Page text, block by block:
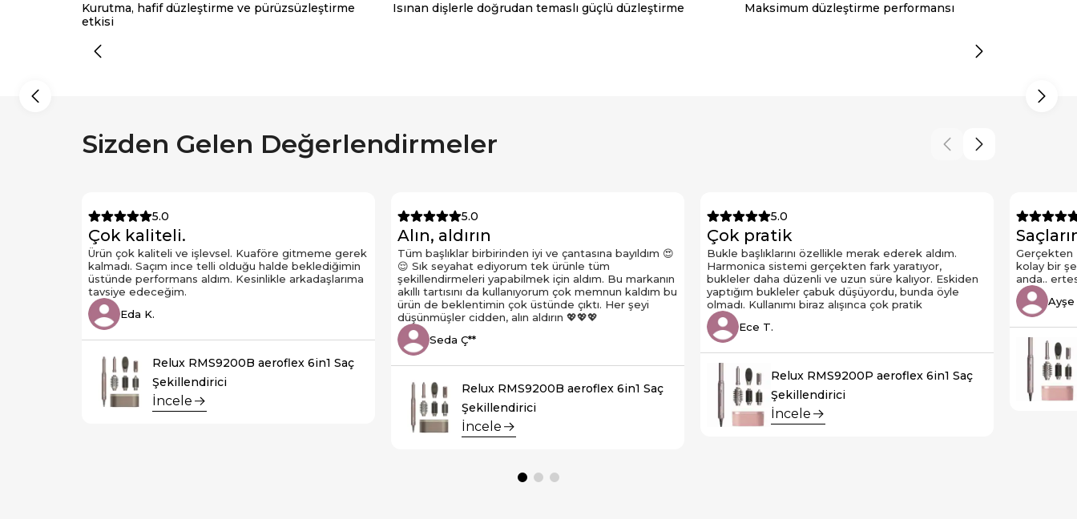
Kurutma, hafif düzleştirme ve pürüzsüzleştirme
etkisi
Isınan dişlerle doğrudan temaslı güçlü düzleştirme Maksimum düzleştirme performansı
Sizden Gelen Değerlendirmeler
5.0
Çok kaliteli.
Ürün çok kaliteli ve işlevsel. Kuaföre gitmeme gerek
kalmadı. Saçım ince telli olduğu halde beklediğimin
üstünde performans aldım. Kesinlikle arkadaşlarıma
tavsiye edeceğim.
Eda K.
Relux RMS9200B aeroflex 6in1 Saç
Şekillendirici
İncele
5.0
Alın, aldırın
Tüm başlıklar birbirinden iyi ve çantasına bayıldım 😍
😌 Sık seyahat ediyorum tek ürünle tüm
şekillendirmeleri yapabilmek için aldım. Bu markanın
akıllı tartısını da kullanıyorum çok memnun kaldım bu
ürün de beklentimin çok üstünde çıktı. Her şeyi
düşünmüşler cidden, alın aldırın 💖💖💖
Seda Ç**
Relux RMS9200B aeroflex 6in1 Saç
Şekillendirici
İncele
5.0
Çok pratik
Bukle başlıklarını özellikle merak ederek aldım.
Harmonica sistemi gerçekten fark yaratıyor,
bukleler daha düzenli ve uzun süre kalıyor. Eskiden
yaptığım bukleler çabuk düşüyordu, bunda öyle
olmadı. Kullanımı biraz alışınca çok pratik
Ece T.
Relux RMS9200P aeroflex 6in1 Saç
Şekillendirici
İncele
Gerçekten
kolay bir
anda..
Ayşe